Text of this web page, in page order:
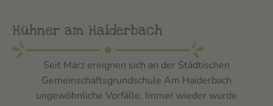
Hühner am Haiderbach
Seit März ereignen sich an der Städtischen
Gemeinschaftsgrundschule Am Haiderbach
ungewöhnliche Vorfälle. Immer wieder wurde